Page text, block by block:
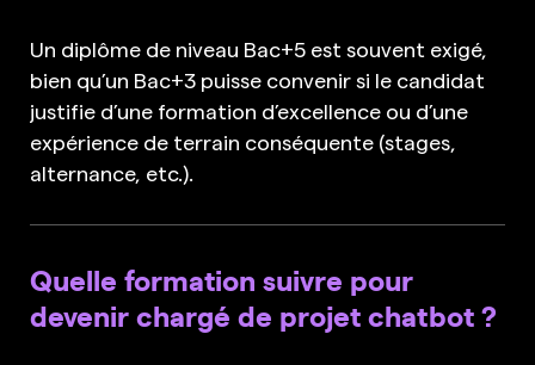
Un diplôme de niveau Bac+5 est souvent exigé,
bien qu’un Bac+3 puisse convenir si le candidat
justifie d’une formation d’excellence ou d’une
expérience de terrain conséquente (stages,
alternance, etc.).
Quelle formation suivre pour
devenir chargé de projet chatbot ?